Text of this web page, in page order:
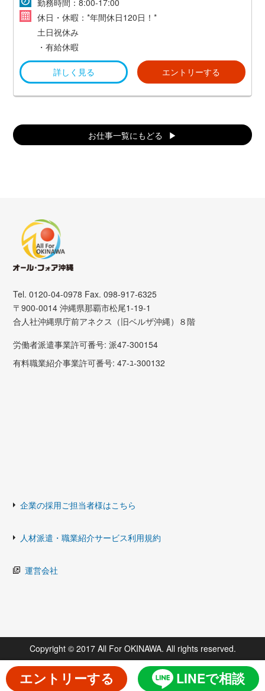
月収20万～*賞与あり（年2回／3ヵ月分）
*昇給あり（年1回）
*英検1級またはＴＯＥＩＣ900点以上の方
⇒語学手当支給 10，000円／月
休日・休暇：*年間休日120日！*
土日祝休み
・有給休暇
詳しく見る エントリーする
お仕事一覧にもどる
Tel. 0120-04-0978 Fax. 098-917-6325
〒900-0014 沖縄県那覇市松尾1-19-1
合人社沖縄県庁前アネクス（旧ベルザ沖縄）８階
労働者派遣事業許可番号: 派47-300154
有料職業紹介事業許可番号: 47-ﾕ-300132
企業の採用ご担当者様はこちら
人材派遣・職業紹介サービス利用規約
運営会社
Copyright © 2017 All For OKINAWA. All rights reserved.
エントリーする LINEで相談